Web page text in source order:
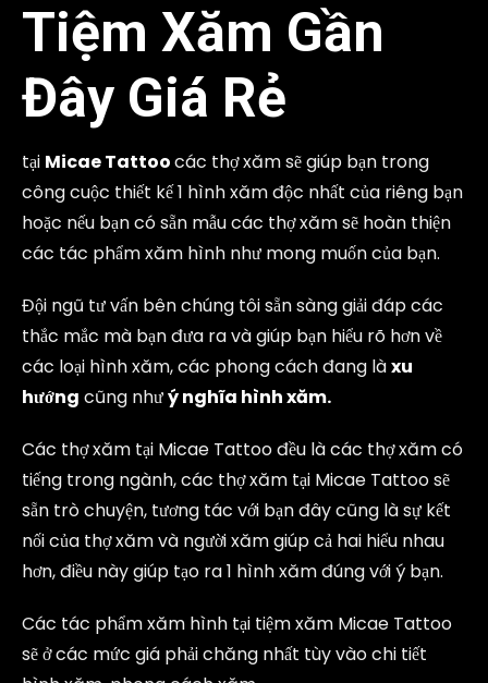
Tiệm Xăm Gần
Đây Giá Rẻ
tại Micae Tattoocác thợ xăm sẽ giúp bạn trong
công cuộc thiết kế 1 hình xăm độc nhất của riêng bạn
hoặc nếu bạn có sẵn mẫu các thợ xăm sẽ hoàn thiện
các tác phẩm xăm hình như mong muốn của bạn.
Đội ngũ tư vấn bên chúng tôi sẵn sàng giải đáp các
thắc mắc mà bạn đưa ra và giúp bạn hiểu rõ hơn về
các loại hình xăm, các phong cách đang làxu
hướng cũng nhưý nghĩa hình xăm.
Các thợ xăm tại Micae Tattoo đều là các thợ xăm có
tiếng trong ngành, các thợ xăm tại Micae Tattoo sẽ
sẵn trò chuyện, tương tác với bạn đây cũng là sự kết
nối của thợ xăm và người xăm giúp cả hai hiểu nhau
hơn, điều này giúp tạo ra 1 hình xăm đúng với ý bạn.
Các tác phẩm xăm hình tại tiệm xăm Micae Tattoo
sẽ ở các mức giá phải chăng nhất tùy vào chi tiết